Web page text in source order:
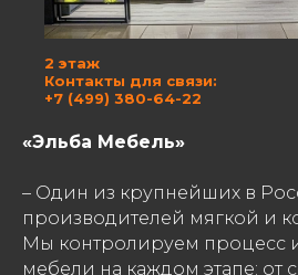
2 этаж
Контакты для связи:
+7 (499) 380-64-22
«Эльба Мебель»
– Один из крупнейших в
производителей мягкой и
Мы контролируем процесс
мебели на каждом этапе: от